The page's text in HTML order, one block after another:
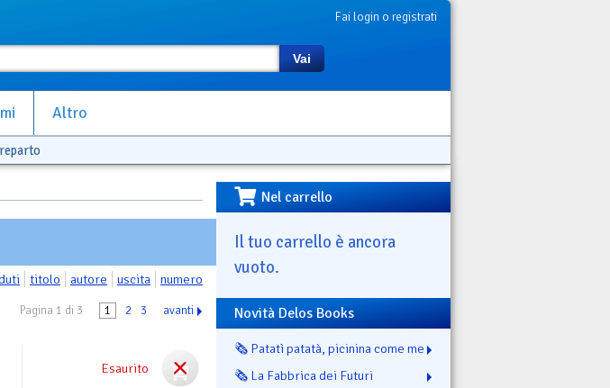
Fai login o registrati
Vai
Altro
titolo autore uscita numero
Pagina 1 di 3 1 2 3 avanti
Esaurito
Nel carrello
Il tuo carrello è ancora
vuoto.
Novità Delos Books
🗞️ Patatì patatà, picinina come me
🗞️ La Fabbrica dei Futuri